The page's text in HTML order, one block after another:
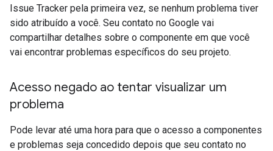
Issue Tracker pela primeira vez, se nenhum problema tiver
sido atribuído a você. Seu contato no Google vai
compartilhar detalhes sobre o componente em que você
vai encontrar problemas específicos do seu projeto.
Acesso negado ao tentar visualizar um
problema
Pode levar até uma hora para que o acesso a componentes
e problemas seja concedido depois que seu contato no